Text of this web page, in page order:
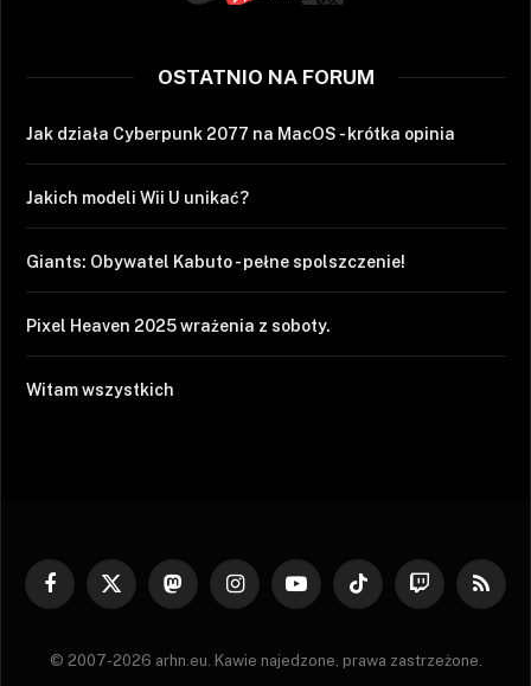
OSTATNIO NA FORUM
Jak działa Cyberpunk 2077 na MacOS - krótka opinia
Jakich modeli Wii U unikać?
Giants: Obywatel Kabuto - pełne spolszczenie!
Pixel Heaven 2025 wrażenia z soboty.
Witam wszystkich
Facebook
X
MastodonInstagramYouTubeTikTok Twitch RSS
© 2007-2026 arhn.eu. Kawie najedzone, prawa zastrzeżone.